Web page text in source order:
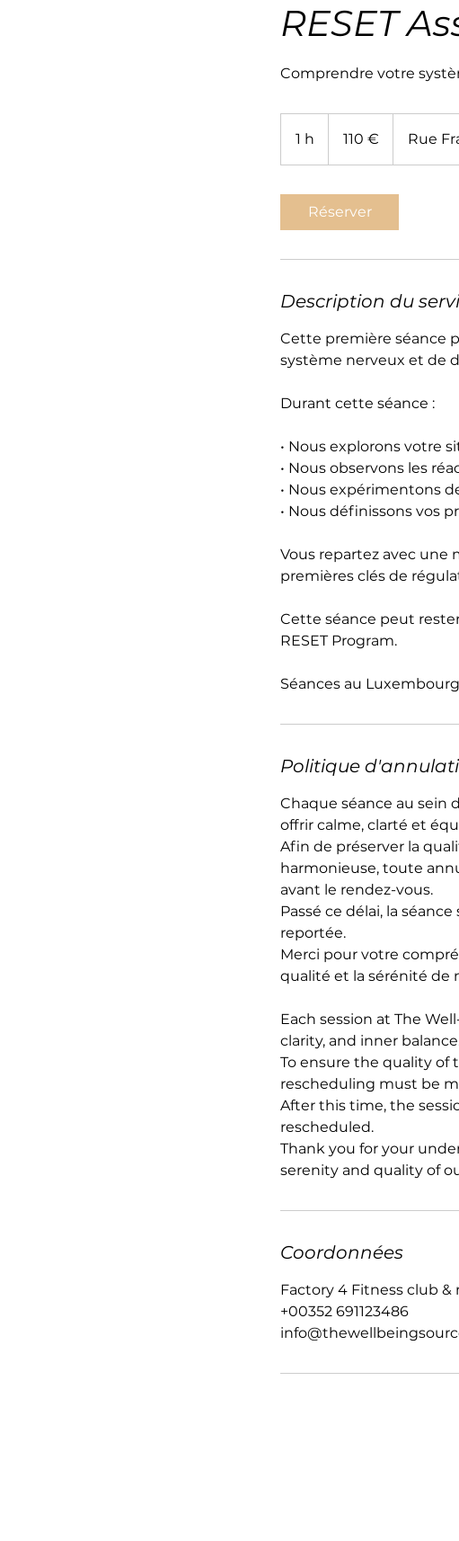
RESET
Comprendre votre
1 h 110 € Rue
Réserver
Description du
Cette première séance
système nerveux et de
Durant cette séance :
• Nous explorons votre
• Nous observons les
• Nous expérimentons
• Nous définissons vos
Vous repartez avec
premières clés de
Cette séance peut
RESET Program.
Séances au
Politique
Chaque séance au sein
offrir calme, clarté et
Afin de préserver la
harmonieuse, toute
avant le rendez-vous.
Passé ce délai, la
reportée.
Merci pour votre
qualité et la sérénité de
Each session at The
clarity, and inner
To ensure the quality of
rescheduling must be
After this time, the
rescheduled.
Thank you for your
serenity and quality of
Coordonnées
Factory 4 Fitness club
+00352 691123486